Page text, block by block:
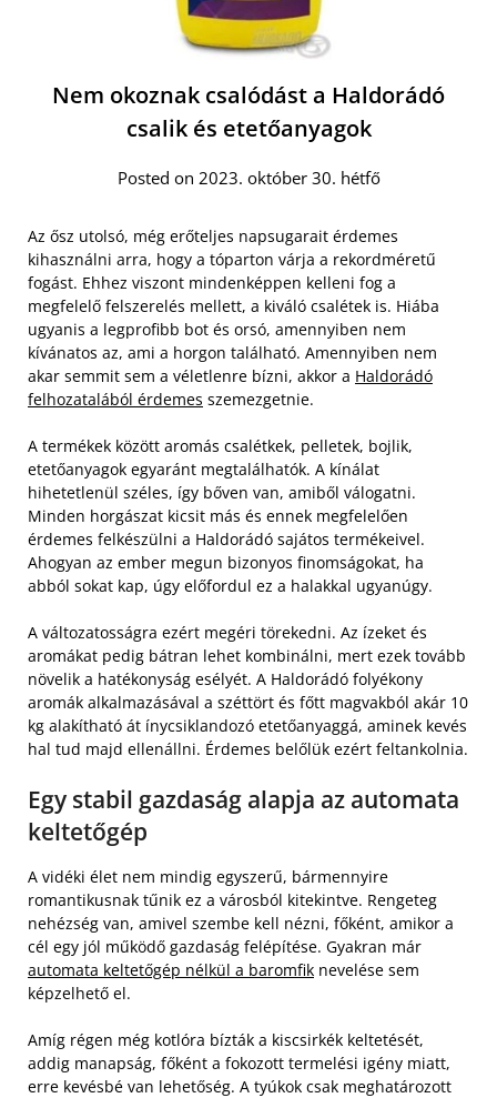
Nem okoznak csalódást a Haldorádó
csalik és etetőanyagok
Posted on 2023. október 30. hétfő
Az ősz utolsó, még erőteljes napsugarait érdemes
kihasználni arra, hogy a tóparton várja a rekordméretű
fogást. Ehhez viszont mindenképpen kelleni fog a
megfelelő felszerelés mellett, a kiváló csalétek is. Hiába
ugyanis a legprofibb bot és orsó, amennyiben nem
kívánatos az, ami a horgon található. Amennyiben nem
akar semmit sem a véletlenre bízni, akkor a Haldorádó
felhozatalából érdemes szemezgetnie.
A termékek között aromás csalétkek, pelletek, bojlik,
etetőanyagok egyaránt megtalálhatók. A kínálat
hihetetlenül széles, így bőven van, amiből válogatni.
Minden horgászat kicsit más és ennek megfelelően
érdemes felkészülni a Haldorádó sajátos termékeivel.
Ahogyan az ember megun bizonyos finomságokat, ha
abból sokat kap, úgy előfordul ez a halakkal ugyanúgy.
A változatosságra ezért megéri törekedni. Az ízeket és
aromákat pedig bátran lehet kombinálni, mert ezek tovább
növelik a hatékonyság esélyét. A Haldorádó folyékony
aromák alkalmazásával a széttört és főtt magvakból akár 10
kg alakítható át ínycsiklandozó etetőanyaggá, aminek kevés
hal tud majd ellenállni. Érdemes belőlük ezért feltankolnia.
Egy stabil gazdaság alapja az automata
keltetőgép
A vidéki élet nem mindig egyszerű, bármennyire
romantikusnak tűnik ez a városból kitekintve. Rengeteg
nehézség van, amivel szembe kell nézni, főként, amikor a
cél egy jól működő gazdaság felépítése. Gyakran már
automata keltetőgép nélkül a baromfik nevelése sem
képzelhető el.
Amíg régen még kotlóra bízták a kiscsirkék keltetését,
addig manapság, főként a fokozott termelési igény miatt,
erre kevésbé van lehetőség. A tyúkok csak meghatározott